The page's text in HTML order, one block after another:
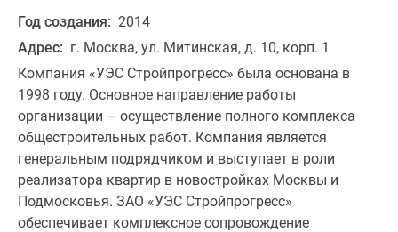
Год создания: 2014
Адрес: г. Москва, ул. Митинская, д. 10, корп. 1
Компания «УЭС Стройпрогресс» была основана в
1998 году. Основное направление работы
организации – осуществление полного комплекса
общестроительных работ. Компания является
генеральным подрядчиком и выступает в роли
реализатора квартир в новостройках Москвы и
Подмосковья. ЗАО «УЭС Стройпрогресс»
обеспечивает комплексное сопровождение